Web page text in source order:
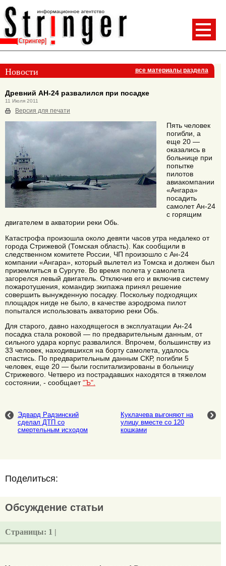
Новости все материалы раздела
Древний АН-24 развалился при посадке
11 Июля 2011
Версия для печати
Пять человек
погибли, а
еще 20 —
оказались в
больнице при
попытке
пилотов
авиакомпании
«Ангара»
посадить
самолет Ан-24
с горящим
двигателем в акватории реки Обь.
Катастрофа произошла около девяти часов утра недалеко от
города Стрижевой (Томская область). Как сообщили в
следственном комитете России, ЧП произошло с Ан-24
компании «Ангара», который вылетел из Томска и должен был
приземлиться в Сургуте. Во время полета у самолета
загорелся левый двигатель. Отключив его и включив систему
пожаротушения, командир экипажа принял решение
совершить вынужденную посадку. Поскольку подходящих
площадок нигде не было, в качестве аэродрома пилот
попытался использовать акваторию реки Обь.
Для старого, давно находящегося в эксплуатации Ан-24
посадка стала роковой — по предварительным данным, от
сильного удара корпус развалился. Впрочем, большинству из
33 человек, находившихся на борту самолета, удалось
спастись. По предварительным данным СКР, погибли 5
человек, еще 20 — были госпитализированы в больницу
Стрижевого. Четверо из пострадавших находятся в тяжелом
состоянии, - сообщает"Ъ".
Эдвард Радзинский
сделал ДТП со
смертельным исходом
Куклачева выгоняют на
улицу вместе со 120
кошками
Поделиться:
Обсуждение статьи
Страницы: 1 |